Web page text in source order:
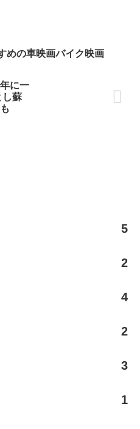
めの車映画バイク映画
に一
し蘇
も
5
2
4
2
3
1